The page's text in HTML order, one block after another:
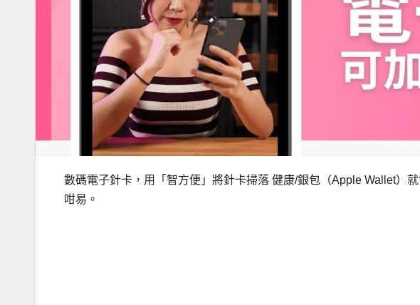
數碼電子針卡，用「智方便」將針卡掃落 健康/銀包（Apple Wallet）
咁易。